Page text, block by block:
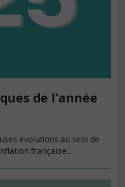
de l’année
évolutions au sein de
française